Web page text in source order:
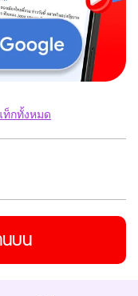
ท็กทั้งหมด
นบน